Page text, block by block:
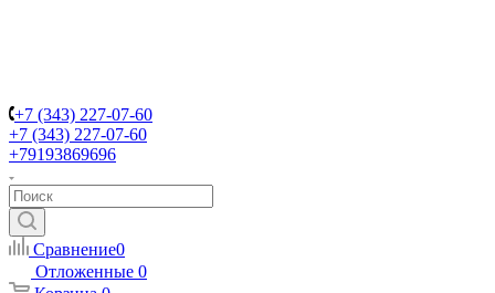
+7 (343) 227-07-60
+7 (343) 227-07-60
+79193869696
Сравнение0
Отложенные 0